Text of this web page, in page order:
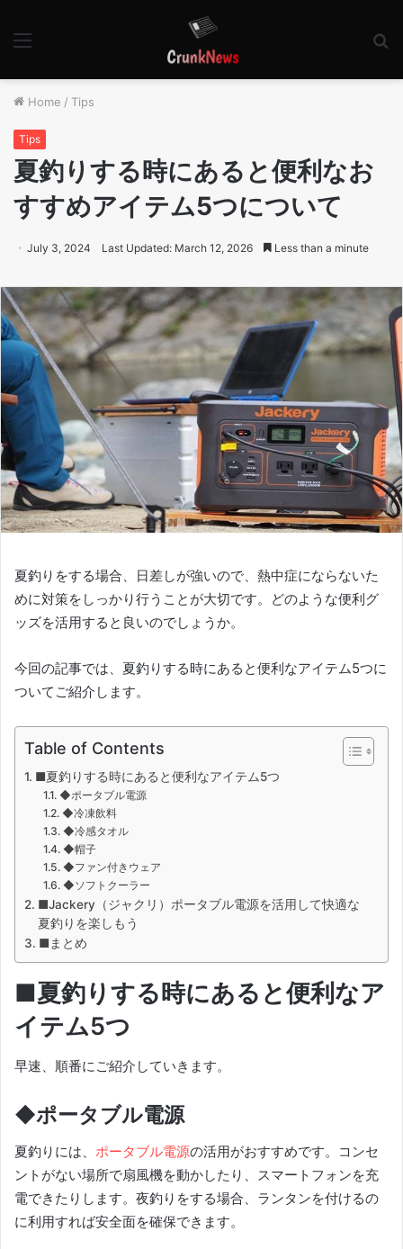
Home / Tips
Tips
夏釣りする時にあると便利なお
すすめアイテム5つについて
July 3, 2024 Last Updated: March 12, 2026 Less than a minute
夏釣りをする場合、日差しが強いので、熱中症にならないた
めに対策をしっかり行うことが大切です。どのような便利グ
ッズを活用すると良いのでしょうか。
今回の記事では、夏釣りする時にあると便利なアイテム5つに
ついてご紹介します。
Table of Contents
■夏釣りする時にあると便利なアイテム5つ
◆ポータブル電源
◆冷凍飲料
◆冷感タオル
◆帽子
◆ファン付きウェア
◆ソフトクーラー
■Jackery（ジャクリ）ポータブル電源を活用して快適な
夏釣りを楽しもう
■まとめ
■夏釣りする時にあると便利なア
イテム5つ
早速、順番にご紹介していきます。
◆ポータブル電源
夏釣りには、 ポータブル電源の活用がおすすめです。コンセ
ントがない場所で扇風機を動かしたり、スマートフォンを充
電できたりします。夜釣りをする場合、ランタンを付けるの
に利用すれば安全面を確保できます。